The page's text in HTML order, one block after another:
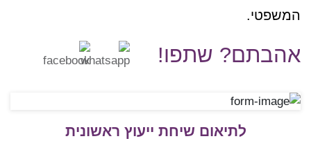
המשפטי.
אהבתם? שתפו!
לתיאום שיחת ייעוץ ראשונית